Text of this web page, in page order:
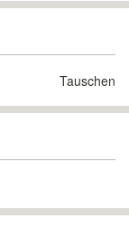
Tauschen